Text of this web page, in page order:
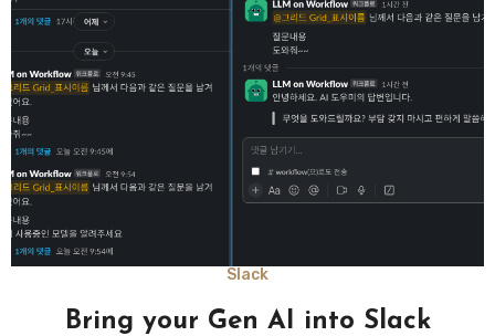
Slack
Bring your Gen AI into Slack